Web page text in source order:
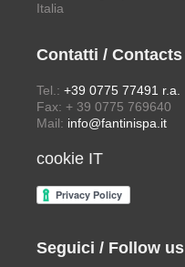
Italia
Contatti / Contacts
Tel.: +39 0775 77491 r.a.
Fax: + 39 0775 769640
Mail: info@fantinispa.it
cookie IT
Seguici / Follow us